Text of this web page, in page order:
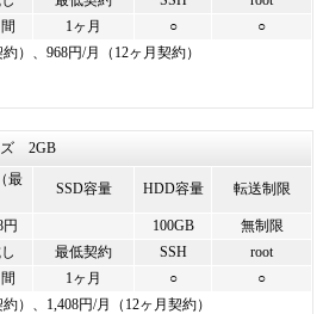
1ヶ月 ○
○
）、968円/月（12ヶ月契約）
ズ 2GB
最
SSD容量 HDD容量 転送制限
円 100GB
無制限
最低契約 SSH
root
1ヶ月 ○
○
）、1,408円/月（12ヶ月契約）